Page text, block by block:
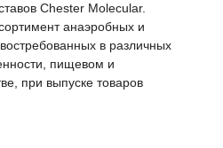
Chester Molecular.
анаэробных и
в различных
пищевом и
при выпуске товаров